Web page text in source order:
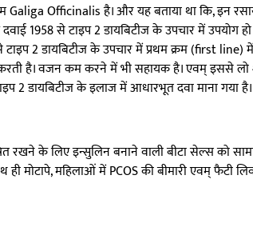
Galiga Officinalis है। और यह बताया था कि, इन
1958 से टाइप 2 डायबिटीज के उपचार में उपयोग
2 डायबिटीज के उपचार में प्रथम क्रम (first line)
है। वजन कम करने में भी सहायक है। एवम् इससे लो
2 डायबिटीज के इलाज में आधारभूत दवा माना गया है।
रखने के लिए इन्सुलिन बनाने वाली बीटा सेल्स को
मोटापे, महिलाओं में PCOS की बीमारी एवम् फैटी